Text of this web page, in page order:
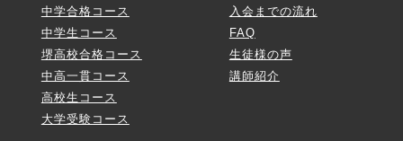
中学合格コース
中学生コース
堺高校合格コース
中高一貫コース
高校生コース
大学受験コース
入会までの流れ
FAQ
生徒様の声
講師紹介